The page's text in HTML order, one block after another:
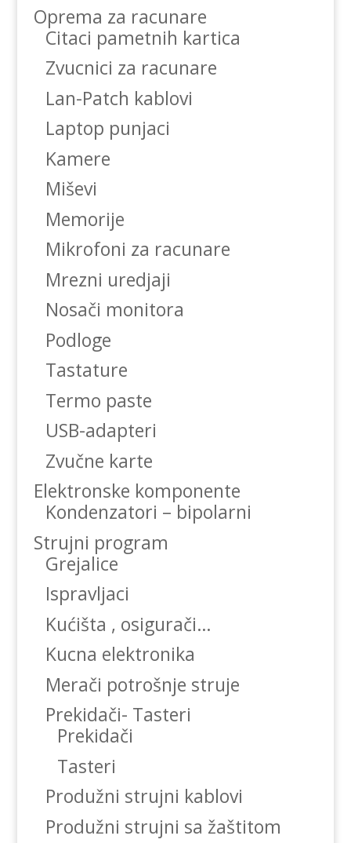
Oprema za racunare
Citaci pametnih kartica
Zvucnici za racunare
Lan-Patch kablovi
Laptop punjaci
Kamere
Miševi
Memorije
Mikrofoni za racunare
Mrezni uredjaji
Nosači monitora
Podloge
Tastature
Termo paste
USB-adapteri
Zvučne karte
Elektronske komponente
Kondenzatori – bipolarni
Strujni program
Grejalice
Ispravljaci
Kućišta , osigurači…
Kucna elektronika
Merači potrošnje struje
Prekidači- Tasteri
Prekidači
Tasteri
Produžni strujni kablovi
Produžni strujni sa žaštitom